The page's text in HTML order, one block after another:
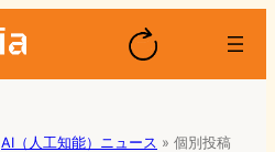
AI（人工知能）ニュース » 個別投稿